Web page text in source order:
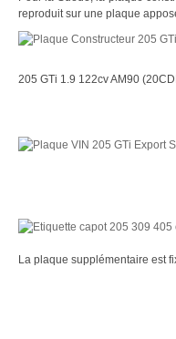
reproduit sur une plaque
205 GTi 1.9 122cv AM90
La plaque supplémentaire est